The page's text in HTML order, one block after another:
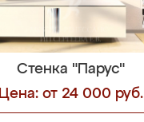
Стенка "Парус"
Цена: от 24 000 руб.